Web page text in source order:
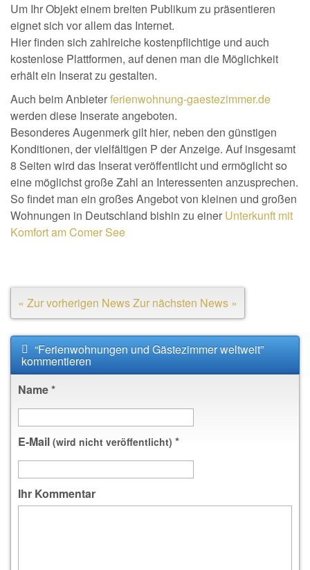
Um Ihr Objekt einem breiten Publikum zu präsentieren
eignet sich vor allem das Internet.
Hier finden sich zahlreiche kostenpflichtige und auch
kostenlose Plattformen, auf denen man die Möglichkeit
erhält ein Inserat zu gestalten.
Auch beim Anbieterferienwohnung-gaestezimmer.de
werden diese Inserate angeboten.
Besonderes Augenmerk gilt hier, neben den günstigen
Konditionen, der vielfältigen P der Anzeige. Auf insgesamt
8 Seiten wird das Inserat veröffentlicht und ermöglicht so
eine möglichst große Zahl an Interessenten anzusprechen.
So findet man ein großes Angebot von kleinen und großen
Wohnungen in Deutschland bishin zu einer Unterkunft mit
Komfort am Comer See
« Zur vorherigen NewsZur nächsten News »
“Ferienwohnungen und Gästezimmer weltweit”
kommentieren
Name*
E-Mail (wird nicht veröffentlicht) *
Ihr Kommentar